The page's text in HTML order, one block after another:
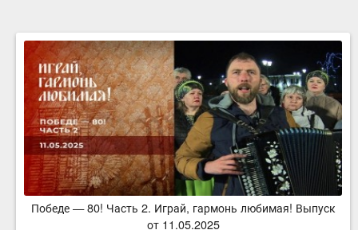
Победе — 80! Часть 2. Играй, гармонь любимая! Выпуск
от 11.05.2025